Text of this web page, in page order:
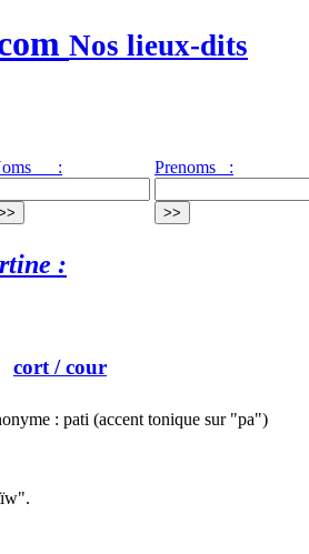
Nos lieux-dits
: Prenoms :
:
cort/ cour
: pati (accent tonique sur "pa")